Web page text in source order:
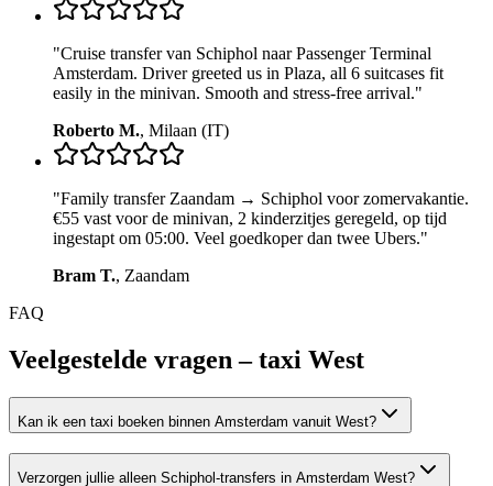
"Cruise transfer van Schiphol naar Passenger Terminal
Amsterdam. Driver greeted us in Plaza, all 6 suitcases fit
easily in the minivan. Smooth and stress-free arrival."
Roberto M., Milaan (IT)
"Family transfer Zaandam → Schiphol voor zomervakantie.
€55 vast voor de minivan, 2 kinderzitjes geregeld, op tijd
ingestapt om 05:00. Veel goedkoper dan twee Ubers."
Bram T., Zaandam
FAQ
Veelgestelde vragen – taxi West
Kan ik een taxi boeken binnen Amsterdam vanuit West?
Verzorgen jullie alleen Schiphol-transfers in Amsterdam West?